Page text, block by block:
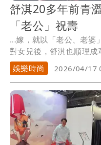
舒淇20多年前青
「老公」祝壽
...嫁，就以「老公、老婆
對女兒後，舒淇也順理成
爹。
娛樂時尚 2026/04/17